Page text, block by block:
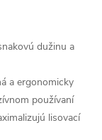
dužinu a
a ergonomicky
používaní
lisovací